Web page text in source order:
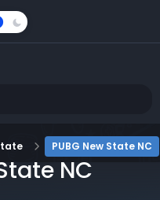
PUBG New State NC
NC